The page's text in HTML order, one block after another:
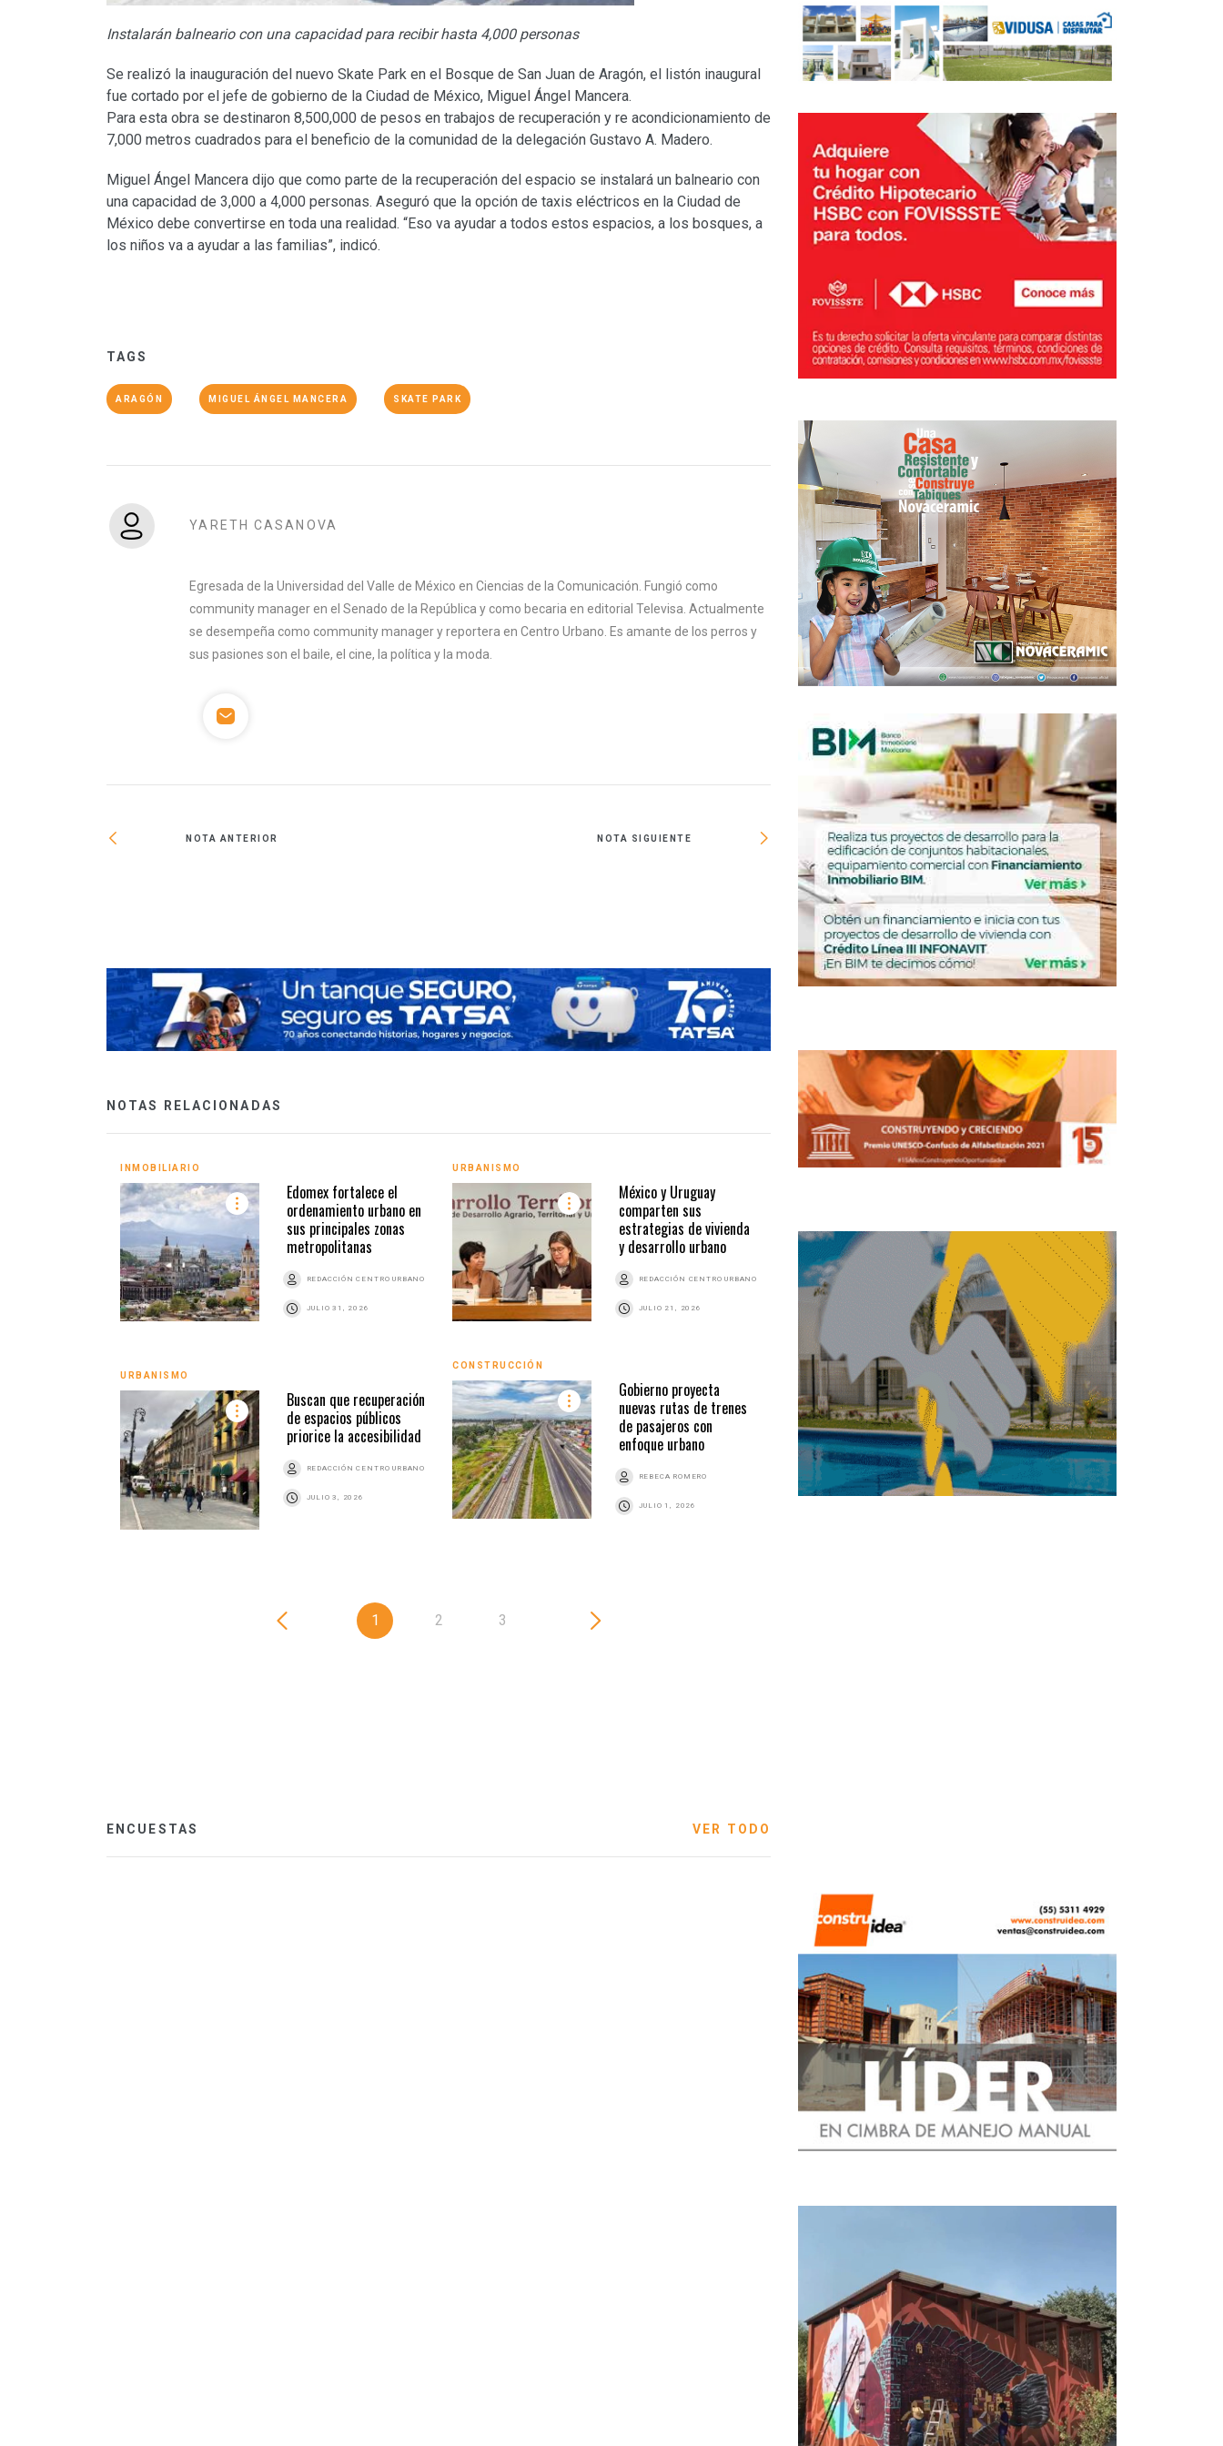
Instalarán balneario con una capacidad para recibir hasta 4,000 personas
Se realizó la inauguración del nuevo Skate Park en el Bosque de San Juan de Aragón, el listón inaugural
fue cortado por el jefe de gobierno de la Ciudad de México, Miguel Ángel Mancera.
Para esta obra se destinaron 8,500,000 de pesos en trabajos de recuperación y re acondicionamiento de
7,000 metros cuadrados para el beneficio de la comunidad de la delegación Gustavo A. Madero.
Miguel Ángel Mancera dijo que como parte de la recuperación del espacio se instalará un balneario con
una capacidad de 3,000 a 4,000 personas. Aseguró que la opción de taxis eléctricos en la Ciudad de
México debe convertirse en toda una realidad. “Eso va ayudar a todos estos espacios, a los bosques, a
los niños va a ayudar a las familias”, indicó.
TAGS
ARAGÓN MIGUEL ÁNGEL MANCERA SKATE PARK
YARETH CASANOVA
Egresada de la Universidad del Valle de México en Ciencias de la Comunicación. Fungió como
community manager en el Senado de la República y como becaria en editorial Televisa. Actualmente
se desempeña como community manager y reportera en Centro Urbano. Es amante de los perros y
sus pasiones son el baile, el cine, la política y la moda.
NOTA ANTERIOR NOTA SIGUIENTE
Un día como hoy nace el arquitecto y
urbanista Mario Pani
NOTAS RELACIONADAS
INMOBILIARIO
Edomex fortalece el
ordenamiento urbano en
sus principales zonas
metropolitanas
REDACCIÓN CENTRO URBANO
JULIO 31, 2026
URBANISMO
México y Uruguay
comparten sus
estrategias de vivienda
y desarrollo urbano
REDACCIÓN CENTRO URBANO
JULIO 21, 2026
URBANISMO
Buscan que recuperación
de espacios públicos
priorice la accesibilidad
REDACCIÓN CENTRO URBANO
JULIO 3, 2026
CONSTRUCCIÓN
Gobierno proyecta
nuevas rutas de trenes
de pasajeros con
enfoque urbano
REBECA ROMERO
JULIO 1, 2026
INMOBILIARIO
unificar la gestión
REBECA ROMERO
JUNIO 24, 2026
URBANISMO
Crean Consejo de
Consulta del Agua para
atender retos hídricos
en CDMX
REDACCIÓN CENTRO URBANO
1 2 3
ENCUESTAS VER TODO